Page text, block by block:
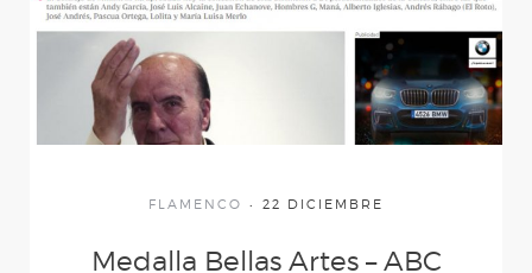
(oscuro brillante)
RE-FRACCIÓN
AL IGUAL QUE TÚ
FLAMENCO 22 DICIEMBRE
Medalla Bellas Artes – ABC